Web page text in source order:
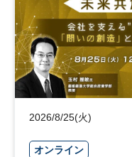
2026/8/25(火)
オンライン